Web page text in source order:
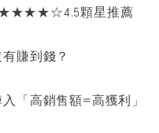
★★★★☆4.5顆星推薦
賺到錢？
「高銷售額=高獲利」